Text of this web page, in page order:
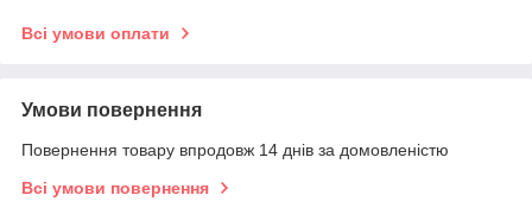
Всі умови оплати
Умови повернення
Повернення товару впродовж 14 днів за домовленістю
Всі умови повернення